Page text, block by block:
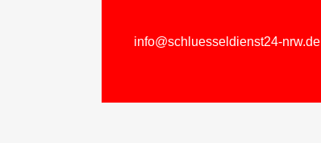
info@schluesseldienst24-nrw.de